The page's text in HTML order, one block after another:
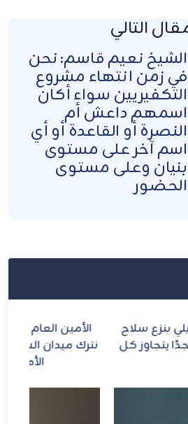
التالي
الشيخ نعيم قاسم: نحن
في زمن انتهاء مشروع
التكفيريين سواء أكان
اسمهم داعش أم
النصرة أو القاعدة أو أي
اسم آخر على مستوى
بنيان وعلى مستوى
الحضور
الله يعاهد الإمام الشهيد: لن
ومواجهة الطاغوت
والإجرام الصهيوني